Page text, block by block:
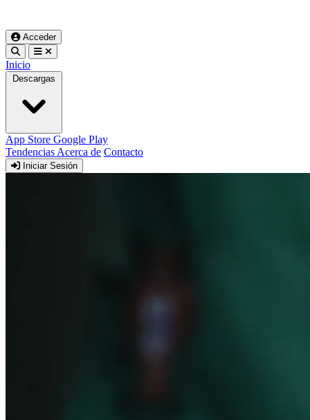
Acceder
Inicio
Descargas
App Store Google Play
Tendencias Acerca de Contacto
Iniciar Sesión